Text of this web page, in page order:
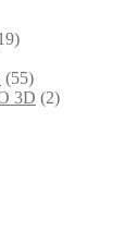
(55)
3D (2)